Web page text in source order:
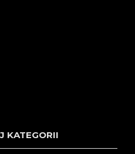
KATEGORII